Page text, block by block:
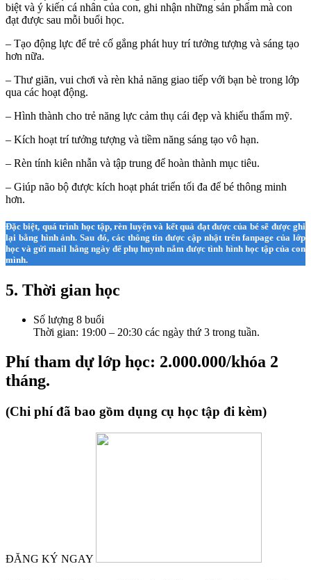
biệt và ý kiến cá nhân của con, ghi nhận những sản phẩm mà con
đạt được sau mỗi buổi học.
– Tạo động lực để trẻ cố gắng phát huy trí tưởng tượng và sáng tạo
hơn nữa.
– Thư giãn, vui chơi và rèn khả năng giao tiếp với bạn bè trong lớp
qua các hoạt động.
– Hình thành cho trẻ năng lực cảm thụ cái đẹp và khiếu thẩm mỹ.
– Kích hoạt trí tưởng tượng và tiềm năng sáng tạo vô hạn.
– Rèn tính kiên nhẫn và tập trung để hoàn thành mục tiêu.
– Giúp não bộ được kích hoạt phát triển tối đa để bé thông minh
hơn.
Đặc biệt, quá trình học tập, rèn luyện và kết quả đạt được của bé sẽ được ghi
lại bằng hình ảnh. Sau đó, các thông tin được cập nhật trên fanpage của lớp
học và gửi mail hằng ngày để phụ huynh nắm được tình hình học tập của con
mình.
5. Thời gian học
Số lượng 8 buổi
Thời gian: 19:00 – 20:30 các ngày thứ 3 trong tuần.
Phí tham dự lớp học: 2.000.000/khóa 2
tháng.
(Chi phí đã bao gồm dụng cụ học tập đi kèm)
ĐĂNG KÝ NGAY